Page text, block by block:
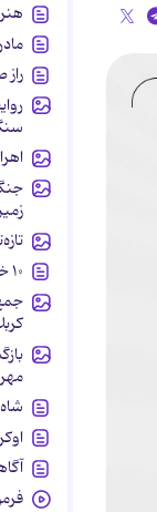
۱۰ خط قرمز در دعوای همسران